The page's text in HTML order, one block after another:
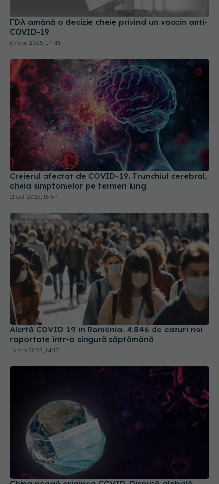
FDA amână o decizie cheie privind un vaccin anti-
COVID-19
07 apr 2025, 14:45
Creierul afectat de COVID-19. Trunchiul cerebral,
cheia simptomelor pe termen lung
11 oct 2025, 15:54
Alertă COVID-19 în România. 4.846 de cazuri noi
raportate într-o singură săptămână
16 sep 2025, 14:17